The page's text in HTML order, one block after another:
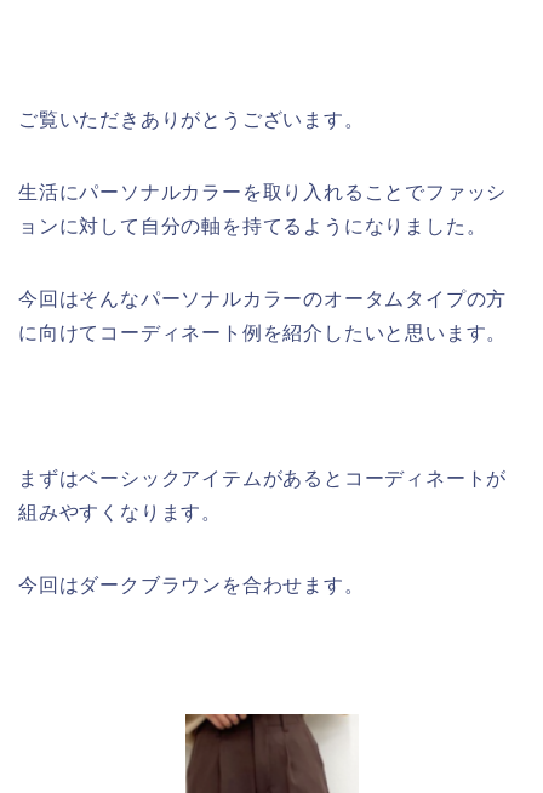
ご覧いただきありがとうございます。
生活にパーソナルカラーを取り入れることでファッシ
ョンに対して自分の軸を持てるようになりました。
今回はそんなパーソナルカラーのオータムタイプの方
に向けてコーディネート例を紹介したいと思います。
まずはベーシックアイテムがあるとコーディネートが
組みやすくなります。
今回はダークブラウンを合わせます。